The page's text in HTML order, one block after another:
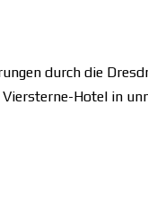
durch die
Hotel in